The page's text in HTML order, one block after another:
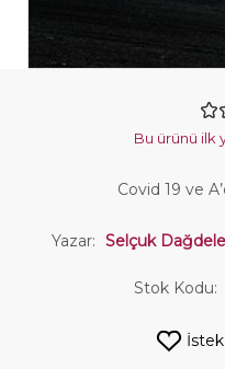
Bu ürünü ilk
Covid 19 ve
Yazar: Selçuk
Stok Kodu: